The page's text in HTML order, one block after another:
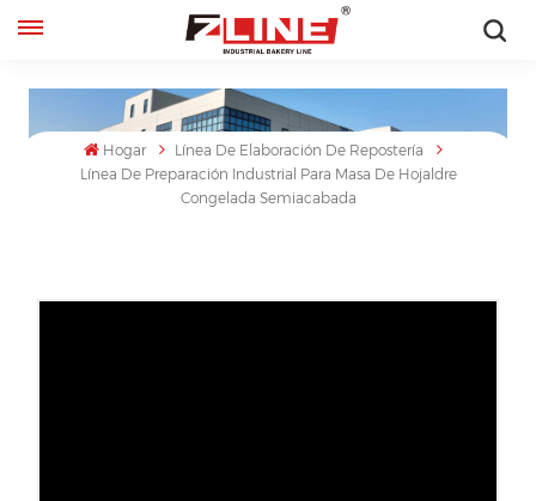
Hogar
Línea De Elaboración De Repostería
Línea De Preparación Industrial Para Masa De Hojaldre
Congelada Semiacabada